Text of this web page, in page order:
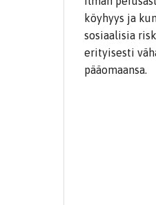
köyhyys ja
sosiaalisia
erityisesti
pääomaansa.